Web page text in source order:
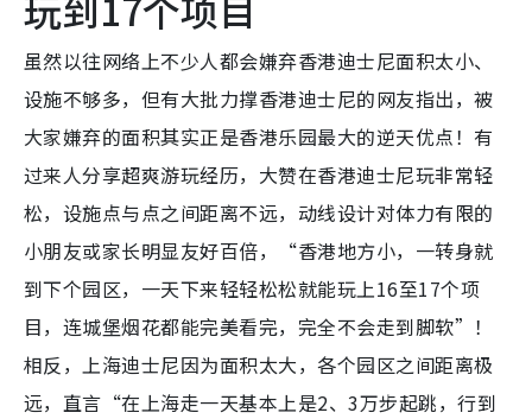
虽然以往网络上不少人都会嫌弃香港迪士尼面积太小、
设施不够多，但有大批力撑香港迪士尼的网友指出，被
大家嫌弃的面积其实正是香港乐园最大的逆天优点！有
过来人分享超爽游玩经历，大赞在香港迪士尼玩非常轻
松，设施点与点之间距离不远，动线设计对体力有限的
小朋友或家长明显友好百倍，“香港地方小，一转身就
到下个园区，一天下来轻轻松松就能玩上16至17个项
目，连城堡烟花都能完美看完，完全不会走到脚软”！
相反，上海迪士尼因为面积太大，各个园区之间距离极
远，直言“在上海走一天基本上是2、3万步起跳，行到